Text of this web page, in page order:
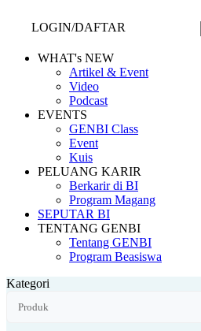
LOGIN/DAFTAR
WHAT's NEW
Artikel & Event
Video
Podcast
EVENTS
GENBI Class
Event
Kuis
PELUANG KARIR
Berkarir di BI
Program Magang
SEPUTAR BI
TENTANG GENBI
Tentang GENBI
Program Beasiswa
Kategori